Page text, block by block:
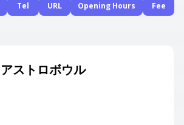
Tel URL Opening Hours Fee
ストロボウル